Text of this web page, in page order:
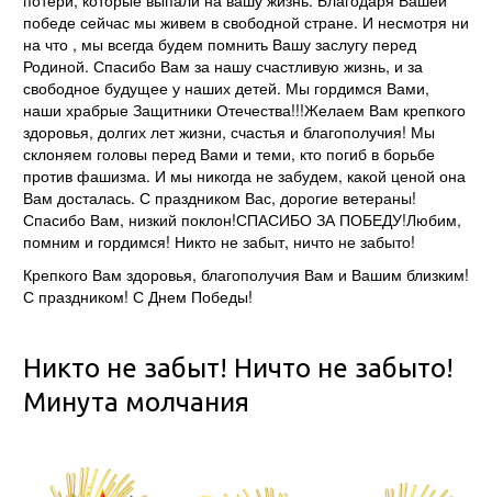
победе сейчас мы живем в свободной стране. И несмотря ни
на что , мы всегда будем помнить Вашу заслугу перед
Родиной. Спасибо Вам за нашу счастливую жизнь, и за
свободное будущее у наших детей. Мы гордимся Вами,
наши храбрые Защитники Отечества!!!Желаем Вам крепкого
здоровья, долгих лет жизни, счастья и благополучия! Мы
склоняем головы перед Вами и теми, кто погиб в борьбе
против фашизма. И мы никогда не забудем, какой ценой она
Вам досталась. С праздником Вас, дорогие ветераны!
Спасибо Вам, низкий поклон!СПАСИБО ЗА ПОБЕДУ!Любим,
помним и гордимся! Никто не забыт, ничто не забыто!
Крепкого Вам здоровья, благополучия Вам и Вашим близким!
С праздником! С Днем Победы!
Никто не забыт! Ничто не забыто!
Минута молчания